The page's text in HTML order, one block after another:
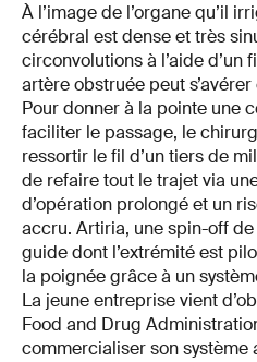
À l’image de l’organe qu’il
cérébral est dense et très
circonvolutions à l’aide
artère obstruée peut
Pour donner à la pointe une
faciliter le passage, le
ressortir le fil d’un tiers de
de refaire tout le trajet via
d’opération prolongé et un
accru. Artiria, une spin-off
guide dont l’extrémité est
la poignée grâce à un
La jeune entreprise vient
Food and Drug
commercialiser son système